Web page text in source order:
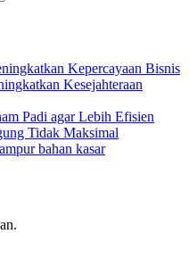
Kepercayaan Bisnis
Kesejahteraan
Padi agar Lebih Efisien
Tidak Maksimal
bahan kasar